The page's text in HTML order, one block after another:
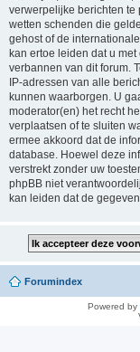
verwerpelijke berichten te
wetten schenden die
gehost of de
kan ertoe leiden dat u
verbannen van dit forum.
IP-adressen van alle
kunnen waarborgen. U
moderator(en) het recht
verplaatsen of te sluiten
ermee akkoord dat de
database. Hoewel deze
verstrekt zonder uw
phpBB niet
kan leiden dat de
Forumindex
Powered by